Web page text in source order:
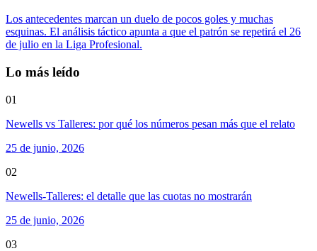
Los antecedentes marcan un duelo de pocos goles y muchas
esquinas. El análisis táctico apunta a que el patrón se repetirá el 26
de julio en la Liga Profesional.
Lo más leído
01
Newells vs Talleres: por qué los números pesan más que el relato
25 de junio, 2026
02
Newells-Talleres: el detalle que las cuotas no mostrarán
25 de junio, 2026
03